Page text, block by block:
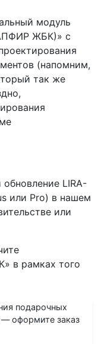
модуль
ЖБК)» с
(напомним,
так же
LIRA-
или Pro) в нашем
или
в рамках того
подарочных
— оформите заказ